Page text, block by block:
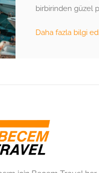
birbirinden güzel
Daha fazla bilgi